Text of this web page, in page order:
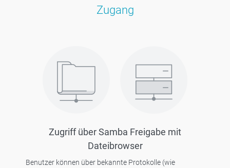
Zugang
Zugriff über Samba Freigabe mit
Dateibrowser
Benutzer können über bekannte Protokolle (wie